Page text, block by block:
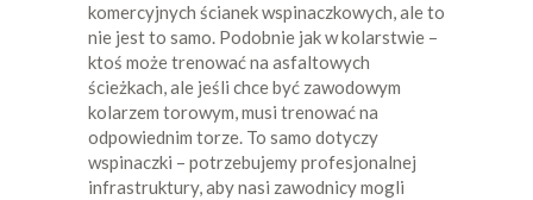
komercyjnych ścianek wspinaczkowych, ale to
nie jest to samo. Podobnie jak w kolarstwie –
ktoś może trenować na asfaltowych
ścieżkach, ale jeśli chce być zawodowym
kolarzem torowym, musi trenować na
odpowiednim torze. To samo dotyczy
wspinaczki – potrzebujemy profesjonalnej
infrastruktury, aby nasi zawodnicy mogli